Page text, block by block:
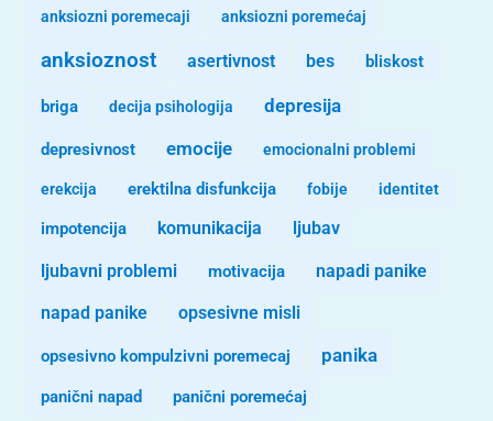
anksiozni poremecaji
anksiozni poremećaj
anksioznost asertivnost bes bliskost
briga decija psihologija depresija
depresivnost emocije emocionalni problemi
erekcija erektilna disfunkcija fobije identitet
impotencija komunikacija ljubav
ljubavni problemi motivacija napadi panike
napad panike opsesivne misli
opsesivno kompulzivni poremecaj panika
panični napad panični poremećaj